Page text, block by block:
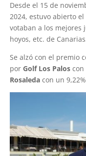
Desde el 15 de
2024, estuvo abierto
votaban a los mejores
hoyos, etc. de
Se alzó con el premio
por Golf Los Palos con
Rosaleda con un